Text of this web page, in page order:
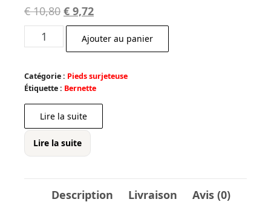
€10,80 Le
prix
initial
€ 10,80.
€ 9,72Le
prix
actuel
€ 9,72.
quantité
de
de
biche
universel
Ajouter au panier
Catégorie : Pieds surjeteuse
Étiquette : Bernette
Lire la suite
Lire la suite
Description Livraison Avis (0)